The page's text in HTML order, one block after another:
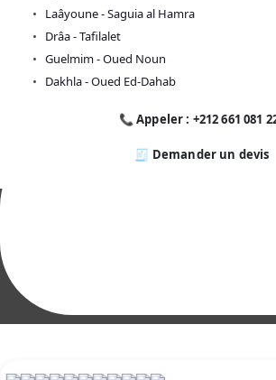
Laâyoune - Saguia al Hamra
Drâa - Tafilalet
Guelmim - Oued Noun
Dakhla - Oued Ed-Dahab
📞 Appeler : +212 661 081
🧾 Demander un devis